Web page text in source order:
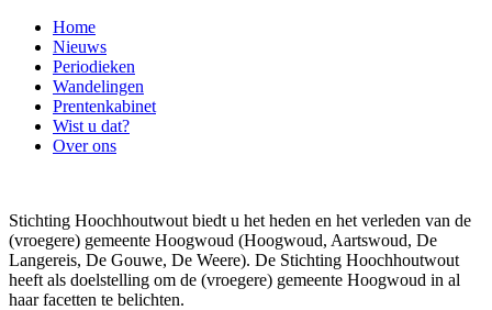
Home
Nieuws
Periodieken
Wandelingen
Prentenkabinet
Wist u dat?
Over ons
Stichting Hoochhoutwout biedt u het heden en het verleden van de
(vroegere) gemeente Hoogwoud (Hoogwoud, Aartswoud, De
Langereis, De Gouwe, De Weere). De Stichting Hoochhoutwout
heeft als doelstelling om de (vroegere) gemeente Hoogwoud in al
haar facetten te belichten.